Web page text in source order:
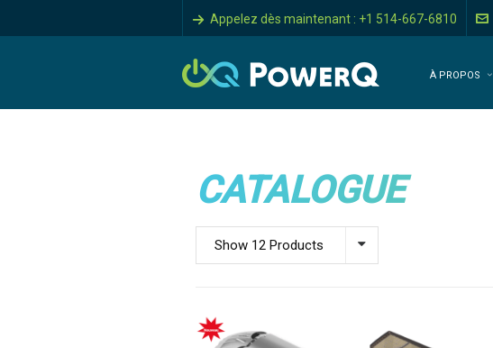
Appelez dès maintenant : +1 514-667-6810
À PROPOS
CATALOGUE
Show 12 Products